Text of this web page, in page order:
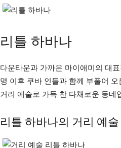
리틀 하바나
다운타운과 가까운 마이애미의 대
명 이후 쿠바 인들과 함께 부풀어
거리 예술로 가득 찬 다채로운 동네
리틀 하바나의 거리 예술